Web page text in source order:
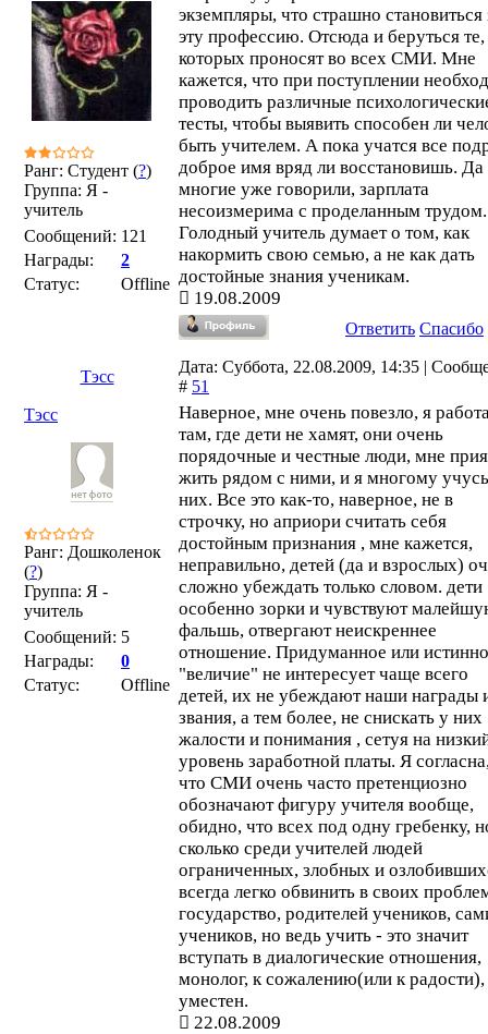
Ранг: Студент (?)
Группа: Я -
учитель
Сообщений: 121
Награды:
2
Статус:
Offline
экземпляры, что страшно становиться
эту профессию. Отсюда и беруться те,
которых проносят во всех СМИ. Мне
кажется, что при поступлении
проводить различные
тесты, чтобы выявить способен ли
быть учителем. А пока учатся все
доброе имя вряд ли восстановишь. Да
многие уже говорили, зарплата
несоизмерима с проделанным трудом.
Голодный учитель думает о том, как
накормить свою семью, а не как дать
достойные знания ученикам.
19.08.2009
Ответить Спасибо
Тэсс
Дата: Суббота, 22.08.2009, 14:35 |
# 51
Тэсс
Ранг: Дошколенок
(?)
Группа: Я -
учитель
Сообщений: 5
Награды:
0
Статус:
Offline
Наверное, мне очень повезло, я
там, где дети не хамят, они очень
порядочные и честные люди, мне
жить рядом с ними, и я многому
них. Все это как-то, наверное, не в
строчку, но априори считать себя
достойным признания , мне кажется,
неправильно, детей (да и взрослых)
сложно убеждать только словом. дети
особенно зорки и чувствуют
фальшь, отвергают неискреннее
отношение. Придуманное или
"величие" не интересует чаще всего
детей, их не убеждают наши награды
звания, а тем более, не снискать у них
жалости и понимания , сетуя на
уровень заработной платы. Я
что СМИ очень часто претенциозно
обозначают фигуру учителя вообще,
обидно, что всех под одну гребенку,
сколько среди учителей людей
ограниченных, злобных и
всегда легко обвинить в своих
государство, родителей учеников,
учеников, но ведь учить - это значит
вступать в диалогические отношения,
монолог, к сожалению(или к радости),
уместен.
22.08.2009